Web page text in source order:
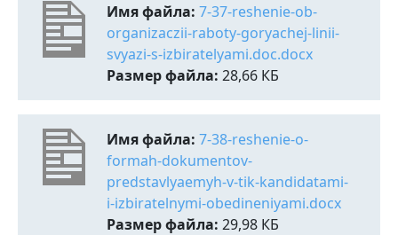
Имя файла: 7-37-reshenie-ob-
organizaczii-raboty-goryachej-linii-
svyazi-s-izbiratelyami.doc.docx
Размер файла: 28,66 КБ
Имя файла: 7-38-reshenie-o-
formah-dokumentov-
predstavlyaemyh-v-tik-kandidatami-
i-izbiratelnymi-obedineniyami.docx
Размер файла: 29,98 КБ